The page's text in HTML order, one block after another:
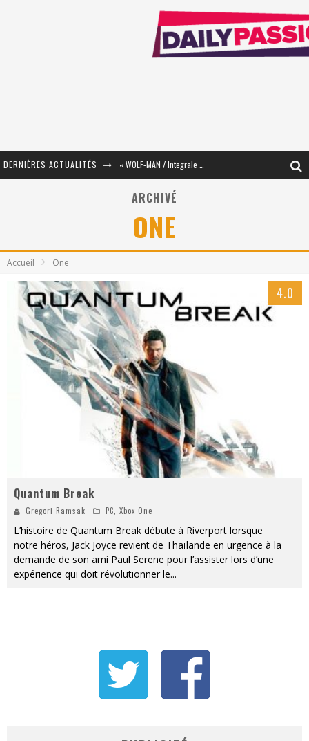
DERNIÈRES ACTUALITÉS
« Le Béton et le Bambou / Propositions pour Mayotte et le Monde. » - Améliorations !
Assassin's Creed Black Flag Resynced
« Damn Them All » - Un duo de Choc !
Yoshi and the mysterious book
ARCHIVÉ
ONE
Accueil One
4.0
Quantum Break
Gregori Ramsak PC, Xbox One
L’histoire de Quantum Break débute à Riverport lorsque
notre héros, Jack Joyce revient de Thaïlande en urgence à la
demande de son ami Paul Serene pour l’assister lors d’une
expérience qui doit révolutionner le...